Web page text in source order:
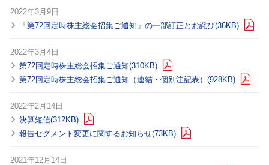
2022年3月9日
「第72回定時株主総会招集ご通知」の一部訂正とお詫び(36KB)
2022年3月4日
第72回定時株主総会招集ご通知(310KB)
第72回定時株主総会招集ご通知（連結・個別注記表）(928KB)
2022年2月14日
決算短信(312KB)
報告セグメント変更に関するお知らせ(73KB)
2021年12月14日